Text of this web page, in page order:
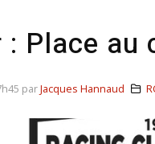
: Place au
parJacques Hannaud